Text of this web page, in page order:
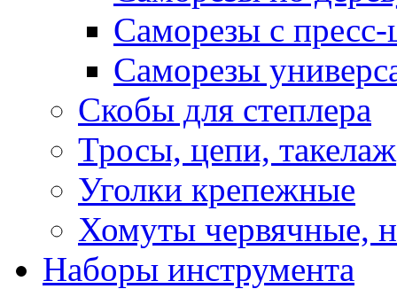
Саморезы с
Саморезы
Скобы для степлера
Тросы, цепи, такелаж
Уголки крепежные
Хомуты червячные,
Наборы инструмента